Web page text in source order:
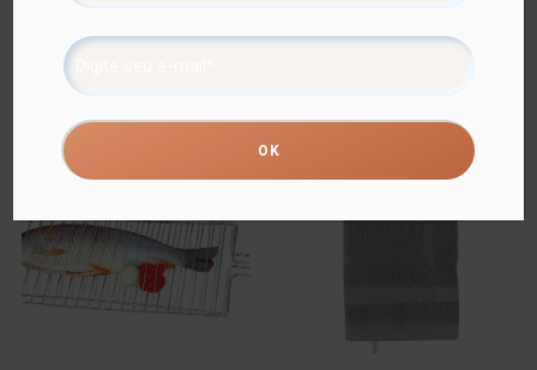
Além do tradicional tratamento superficial da Future –
onde são aplicadas até 4 camadas de metal – os
produtos são revestidos com uma camada extra do
protetivo especial Rust Free, garantindo cores vivas e
brilhantes, além de maior resistência contra ferrugem.
Produtos relacionados